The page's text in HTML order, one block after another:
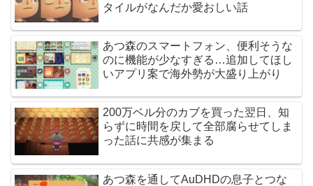
タイルがなんだか愛おしい話
あつ森のスマートフォン、便利そうな
のに機能が少なすぎる…追加してほし
いアプリ案で海外勢が大盛り上がり
200万ベル分のカブを買った翌日、知
らずに時間を戻して全部腐らせてしま
った話に共感が集まる
あつ森を通してAuDHDの息子とつな